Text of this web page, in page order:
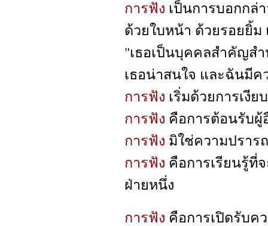
การฟัง เป็นการบอกกล่
ด้วยใบหน้า ด้วยรอยยิ้ม
"เธอเป็นบุคคลสำคัญส
เธอน่าสนใจ และฉันมี
การฟัง เริ่มด้วยการเงียบ
การฟัง คือการต้อนรับผู้
การฟัง มิใช่ความปราร
การฟัง คือการเรียนรู้
ฝ่ายหนึ่ง
การฟัง คือการเปิดรับค